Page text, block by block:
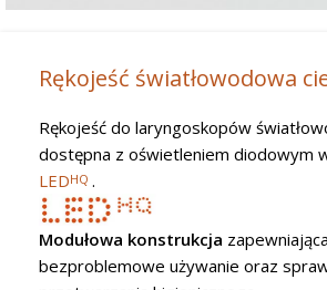
Rękojeść światłowodowa
Rękojeść do laryngoskopów
dostępna z oświetleniem diodowym
LEDHQ .
Modułowa konstrukcja zapewniająca
bezproblemowe używanie oraz